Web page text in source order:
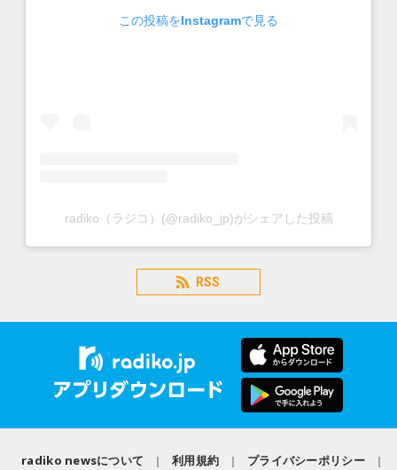
この投稿をInstagramで見る
radiko（ラジコ）(@radiko_jp)がシェアした投稿
RSS
radiko newsについて 利用規約
プライバシーポリシー